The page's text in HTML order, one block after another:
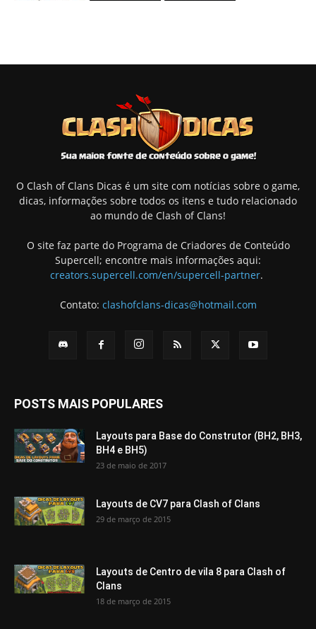
O Clash of Clans Dicas é um site com notícias sobre o game,
dicas, informações sobre todos os itens e tudo relacionado
ao mundo de Clash of Clans!
O site faz parte do Programa de Criadores de Conteúdo
Supercell; encontre mais informações aqui:
creators.supercell.com/en/supercell-partner.
Contato: clashofclans-dicas@hotmail.com
POSTS MAIS POPULARES
Layouts para Base do Construtor (BH2, BH3,
BH4 e BH5)
23 de maio de 2017
Layouts de CV7 para Clash of Clans
29 de março de 2015
Layouts de Centro de vila 8 para Clash of
Clans
18 de março de 2015